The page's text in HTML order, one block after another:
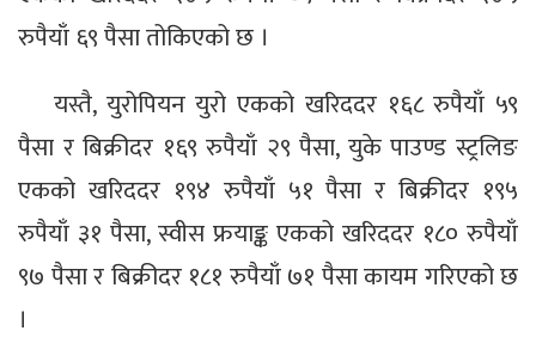
रुपैयाँ ६९ पैसा तोकिएको छ ।
यस्तै, युरोपियन युरो एकको खरिददर १६८ रुपैयाँ ५९
पैसा र बिक्रीदर १६९ रुपैयाँ २९ पैसा, युके पाउण्ड स्ट्रलिङ
एकको खरिददर १९४ रुपैयाँ ५१ पैसा र बिक्रीदर १९५
रुपैयाँ ३१ पैसा, स्वीस फ्रयाङ्क एकको खरिददर १८० रुपैयाँ
९७ पैसा र बिक्रीदर १८१ रुपैयाँ ७१ पैसा कायम गरिएको छ
।